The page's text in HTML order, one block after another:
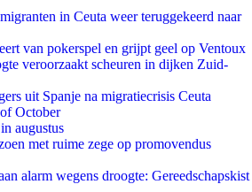
in Ceuta weer teruggekeerd naar
van pokerspel en grijpt geel op Ventoux
veroorzaakt scheuren in dijken Zuid-
uit Spanje na migratiecrisis Ceuta
October
augustus
met ruime zege op promovendus
alarm wegens droogte: Gereedschapskist